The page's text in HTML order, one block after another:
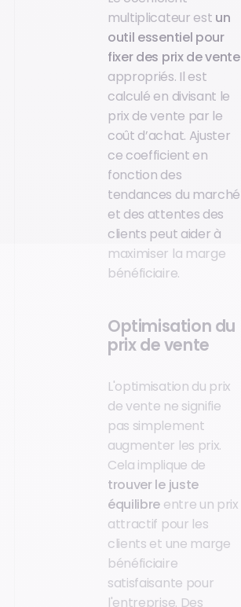
multiplicateur est un
outil essentiel pour
fixer des prix de vente
appropriés. Il est
calculé en divisant le
prix de vente par le
coût d’achat. Ajuster
ce coefficient en
fonction des
tendances du marché
et des attentes des
clients peut aider à
maximiser la marge
bénéficiaire.
Optimisation du
prix de vente
L'optimisation du prix
de vente ne signifie
pas simplement
augmenter les prix.
Cela implique de
trouver le juste
équilibre entre un prix
attractif pour les
clients et une marge
bénéficiaire
satisfaisante pour
l'entreprise. Des